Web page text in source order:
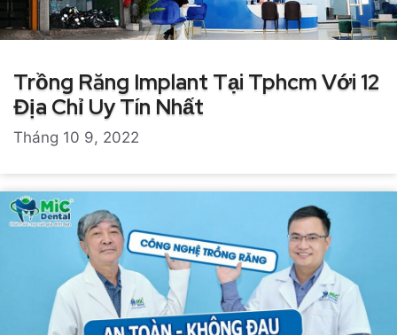
Trồng Răng Implant Tại Tphcm Với 12
Địa Chỉ Uy Tín Nhất
Tháng 10 9, 2022